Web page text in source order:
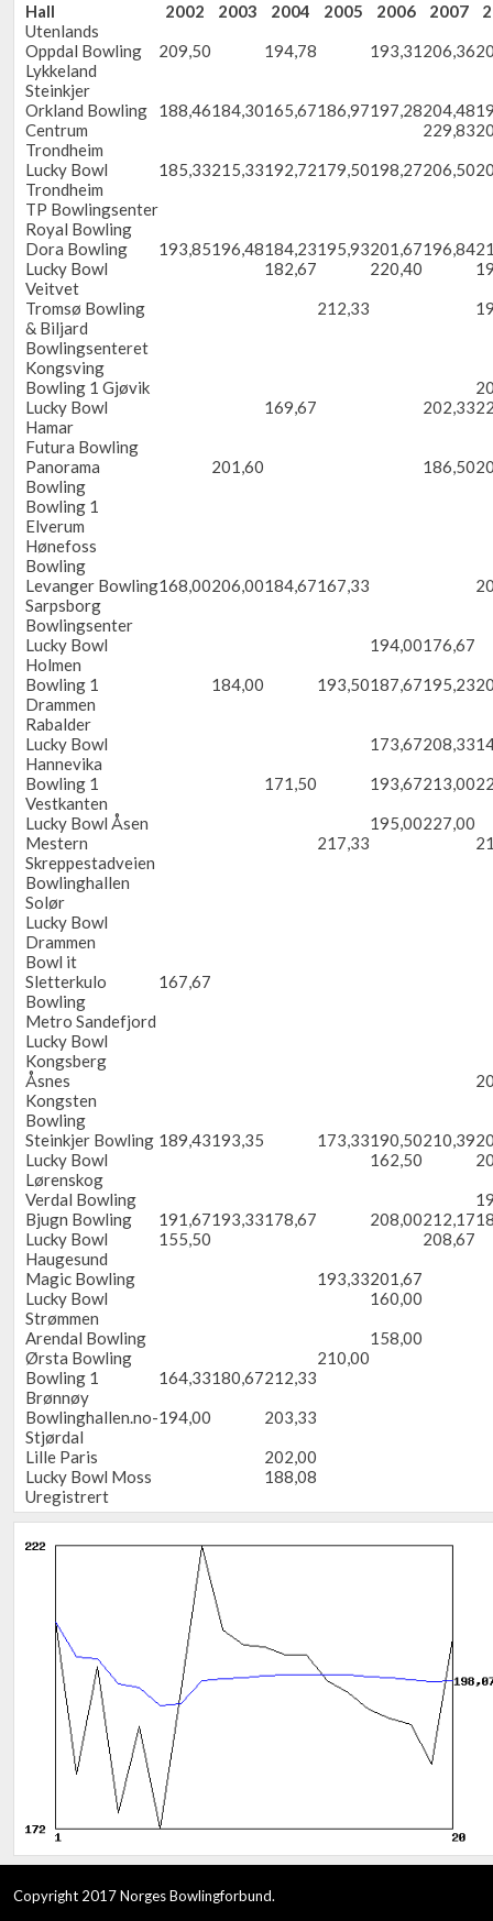
Hall 2002 2003 2004 2005 2006 2007
Utenlands
Oppdal Bowling
209,50 194,78 193,31206,36
Lykkeland
Steinkjer
Orkland Bowling
188,46184,30165,67186,97197,28204,48
Centrum
Trondheim
229,83
Lucky Bowl
Trondheim
185,33215,33192,72179,50198,27206,50
TP Bowlingsenter
Royal Bowling
Dora Bowling
193,85196,48184,23195,93201,67196,84
Lucky Bowl
Veitvet
182,67 220,40
Tromsø Bowling
& Biljard
212,33
Bowlingsenteret
Kongsving
Bowling 1 Gjøvik
Lucky Bowl
Hamar
169,67 202,33
Futura Bowling
Panorama
Bowling
201,60 186,50
Bowling 1
Elverum
Hønefoss
Bowling
Levanger Bowling168,00206,00184,67167,33
Sarpsborg
Bowlingsenter
Lucky Bowl
Holmen
194,00176,67
Bowling 1
Drammen
184,00 193,50187,67195,23
Rabalder
Lucky Bowl
Hannevika
173,67208,33
Bowling 1
Vestkanten
171,50 193,67213,00
Lucky Bowl Åsen
195,00227,00
Mestern
Skreppestadveien
217,33
Bowlinghallen
Solør
Lucky Bowl
Drammen
Bowl it
Sletterkulo
Bowling
167,67
Metro Sandefjord
Lucky Bowl
Kongsberg
Åsnes
Kongsten
Bowling
Steinkjer Bowling 189,43193,35 173,33190,50210,39
Lucky Bowl
Lørenskog
162,50
Verdal Bowling
Bjugn Bowling
191,67193,33178,67 208,00212,17
Lucky Bowl
Haugesund
155,50
208,67
Magic Bowling
193,33201,67
Lucky Bowl
Strømmen
160,00
Arendal Bowling
158,00
Ørsta Bowling
210,00
Bowling 1
Brønnøy
164,33180,67212,33
Bowlinghallen.no-
Stjørdal
194,00
203,33
Lille Paris
202,00
Lucky Bowl Moss
188,08
Uregistrert
Copyright 2017 Norges Bowlingforbund.